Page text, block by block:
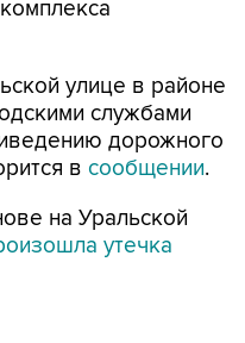
улице в районе
службами
дорожного
в сообщении.
на Уральской
утечка